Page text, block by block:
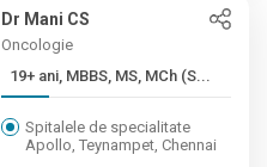
Dr Mani CS
Oncologie
19+ ani, MBBS, MS, MCh (S...
Spitalele de specialitate
Apollo, Teynampet, Chennai